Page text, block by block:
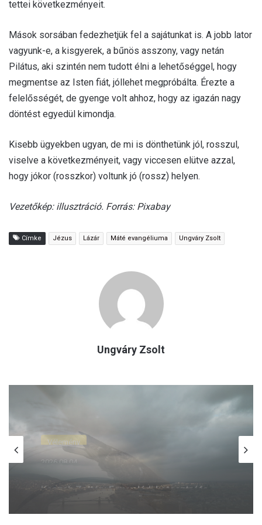
tettei következményeit.
Mások sorsában fedezhetjük fel a sajátunkat is. A jobb lator
vagyunk-e, a kisgyerek, a bűnös asszony, vagy netán
Pilátus, aki szintén nem tudott élni a lehetőséggel, hogy
megmentse az Isten fiát, jóllehet megpróbálta. Érezte a
felelősségét, de gyenge volt ahhoz, hogy az igazán nagy
döntést egyedül kimondja.
Kisebb ügyekben ugyan, de mi is dönthetünk jól, rosszul,
viselve a következményeit, vagy viccesen elütve azzal,
hogy jókor (rosszkor) voltunk jó (rossz) helyen.
Vezetőkép: illusztráció. Forrás: Pixabay
Címke Jézus Lázár Máté evangéliuma Ungváry Zsolt
Ungváry Zsolt
Vélemény
a jobboldalon most kell erősnek lenni